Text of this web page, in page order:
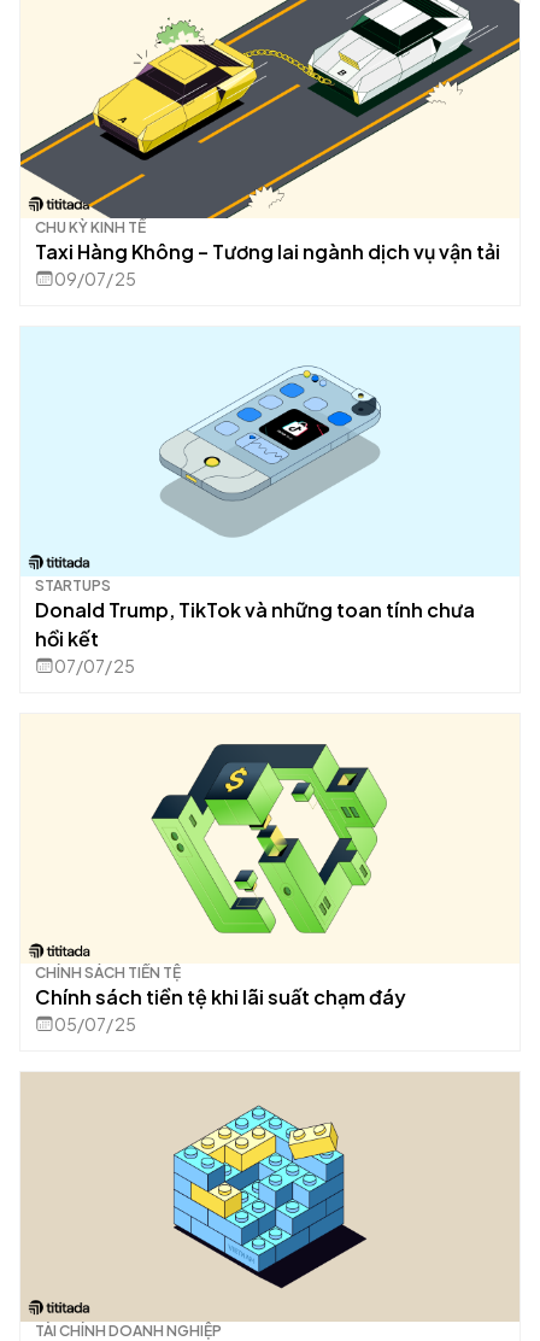
CHU KỲ KINH TẾ
Taxi Hàng Không – Tương lai ngành dịch vụ vận tải
09/07/25
STARTUPS
Donald Trump, TikTok và những toan tính chưa
hồi kết
07/07/25
CHÍNH SÁCH TIỀN TỆ
Chính sách tiền tệ khi lãi suất chạm đáy
05/07/25
TÀI CHÍNH DOANH NGHIỆP